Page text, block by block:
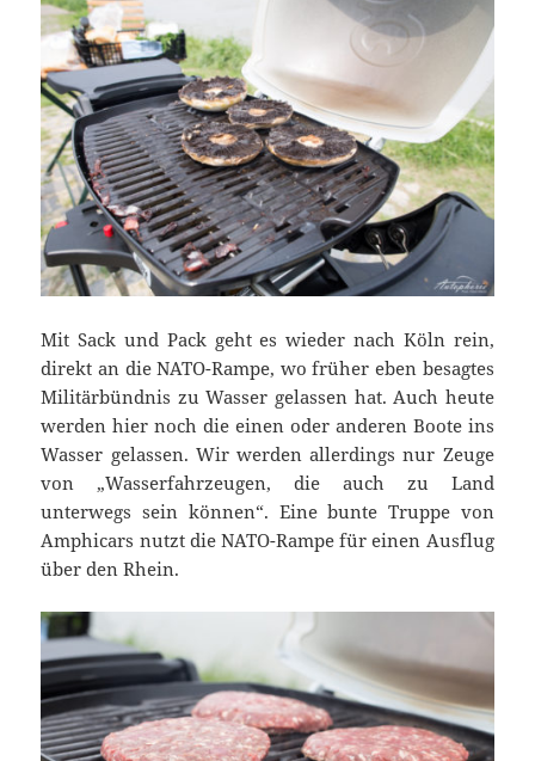
Mit Sack und Pack geht es wieder nach Köln rein,
direkt an die NATO-Rampe, wo früher eben besagtes
Militärbündnis zu Wasser gelassen hat. Auch heute
werden hier noch die einen oder anderen Boote ins
Wasser gelassen. Wir werden allerdings nur Zeuge
von „Wasserfahrzeugen, die auch zu Land
unterwegs sein können“. Eine bunte Truppe von
Amphicars nutzt die NATO-Rampe für einen Ausflug
über den Rhein.